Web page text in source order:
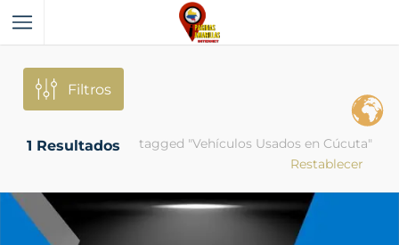
Filtros
1 Resultados
tagged "Vehículos Usados en Cúcuta"
Restablecer